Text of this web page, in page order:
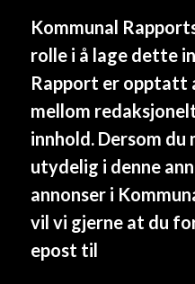
21. november var
klimatilpasning på
Påmeldingen til den
Trondheim er i
på før 1. desember
Meld deg på her
Kommunal
rolle i å lage dette
Rapport er opptatt
mellom
innhold. Dersom
utydelig i denne
annonser i
vil vi gjerne at du
epost til